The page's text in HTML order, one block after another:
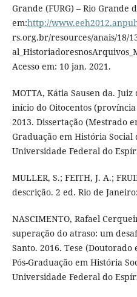
Grande (FURG) – Rio Grande
em:http://
rs.org.br/resources/anais/18/
Acesso em: 10 jan. 2021.
MOTTA, Kátia Sausen da.
início do Oitocentos
2013. Dissertação (Mestrado
Graduação em História Social
Universidade Federal do
MULLER, S.; FEITH, J. A.;
descrição. 2 ed. Rio de
NASCIMENTO, Rafael
superação do atraso: um
Santo. 2016. Tese
Pós-Graduação em História
Universidade Federal do